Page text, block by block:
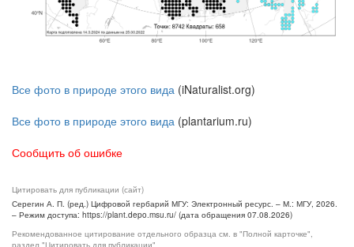
Все фото в природе этого вида (iNaturalist.org)
Все фото в природе этого вида (plantarium.ru)
Сообщить об ошибке
Цитировать для публикации (сайт)
Серегин А. П. (ред.) Цифровой гербарий МГУ: Электронный ресурс. – М.: МГУ, 2026.
– Режим доступа: https://plant.depo.msu.ru/ (дата обращения 07.08.2026)
Рекомендованное цитирование отдельного образца см. в "Полной карточке",
раздел "Цитировать для публикации"